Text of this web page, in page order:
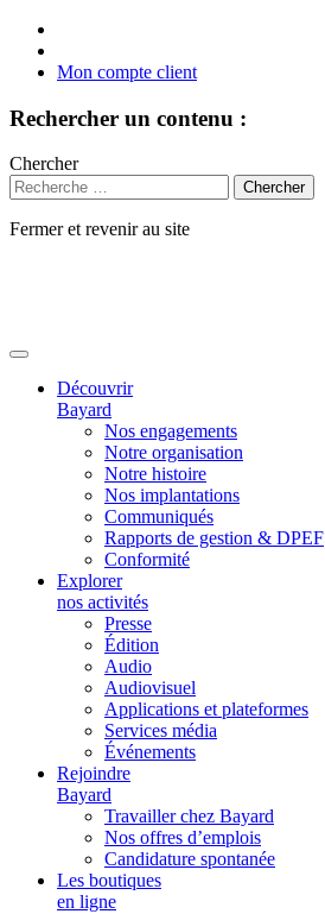
Mon compte client
Rechercher un contenu :
Chercher
Fermer et revenir au site
Découvrir
Bayard
Nos engagements
Notre organisation
Notre histoire
Nos implantations
Communiqués
Rapports de gestion & DPEF
Conformité
Explorer
nos activités
Presse
Édition
Audio
Audiovisuel
Applications et plateformes
Services média
Événements
Rejoindre
Bayard
Travailler chez Bayard
Nos offres d’emplois
Candidature spontanée
Les boutiques
en ligne